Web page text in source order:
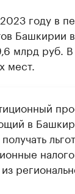
году в
Башкирии
млрд руб. В
мест.
в